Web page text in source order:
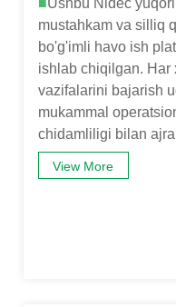
■Ushbu Nidec
mustahkam va silliq
bo'g'imli havo ish
ishlab chiqilgan. Har
vazifalarini bajarish
mukammal
chidamliligi bilan
View More